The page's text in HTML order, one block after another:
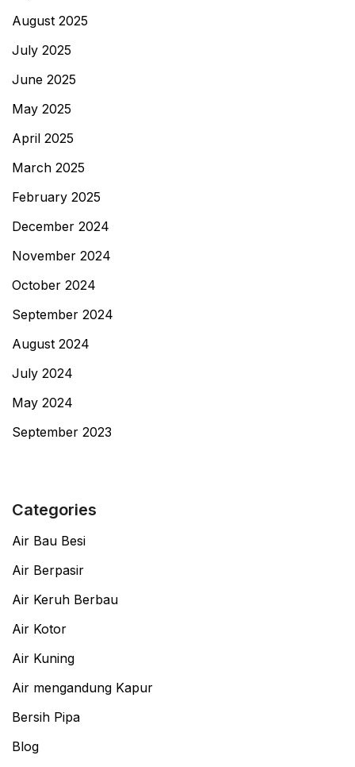
August 2025
July 2025
June 2025
May 2025
April 2025
March 2025
February 2025
December 2024
November 2024
October 2024
September 2024
August 2024
July 2024
May 2024
September 2023
Categories
Air Bau Besi
Air Berpasir
Air Keruh Berbau
Air Kotor
Air Kuning
Air mengandung Kapur
Bersih Pipa
Blog